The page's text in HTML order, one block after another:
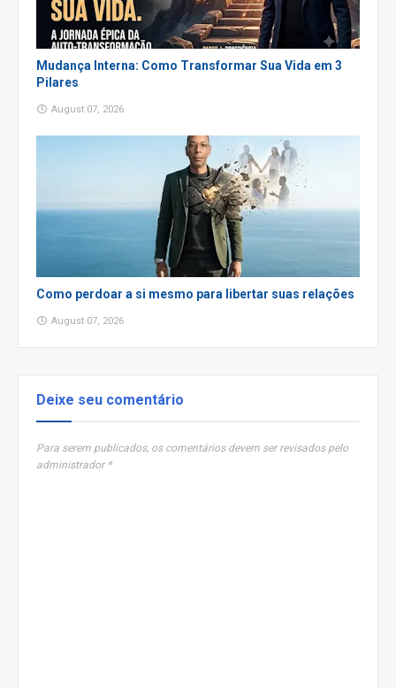
Mudança Interna: Como Transformar Sua Vida em 3
Pilares
August 07, 2026
Como perdoar a si mesmo para libertar suas relações
August 07, 2026
Deixe seu comentário
Para serem publicados, os comentários devem ser revisados pelo
administrador *